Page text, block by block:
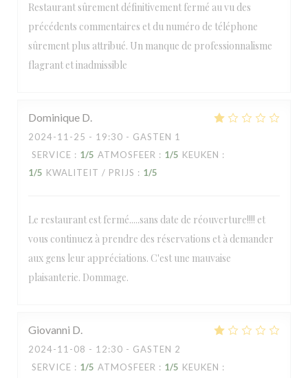
Restaurant sûrement définitivement fermé au vu des
précédents commentaires et du numéro de téléphone
sûrement plus attribué. Un manque de professionnalisme
flagrant et inadmissible
Dominique D
2024-11-25 - 19:30 - GASTEN 1
SERVICE : 1/5 ATMOSFEER : 1/5 KEUKEN :
1/5 KWALITEIT / PRIJS : 1/5
Le restaurant est fermé.....sans date de réouverture!!!! et
vous continuez à prendre des réservations et à demander
aux gens leur appréciations. C'est une mauvaise
plaisanterie. Dommage.
Giovanni D
2024-11-08 - 12:30 - GASTEN 2
SERVICE : 1/5 ATMOSFEER : 1/5 KEUKEN :